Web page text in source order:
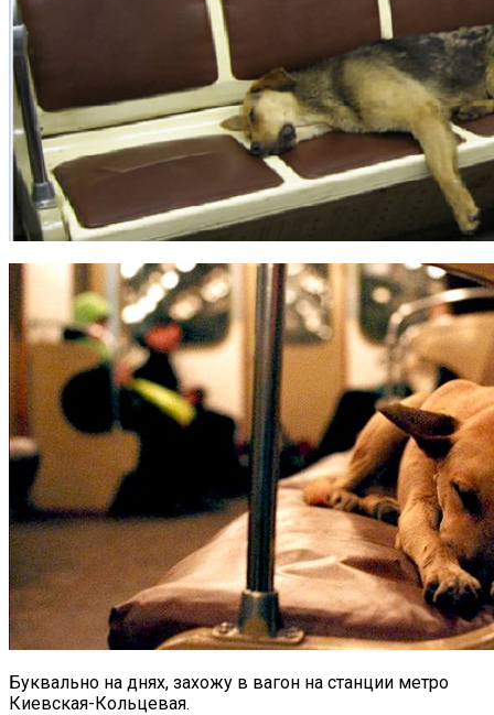
Буквально на днях, захожу в вагон на станции метро
Киевская-Кольцевая.